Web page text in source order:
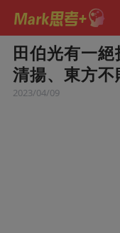
田伯光有一
清揚、東方不
2023/04/09